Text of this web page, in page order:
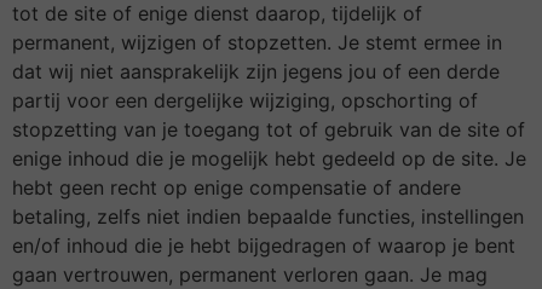
tot de site of enige dienst daarop, tijdelijk of
permanent, wijzigen of stopzetten. Je stemt ermee in
dat wij niet aansprakelijk zijn jegens jou of een derde
partij voor een dergelijke wijziging, opschorting of
stopzetting van je toegang tot of gebruik van de site of
enige inhoud die je mogelijk hebt gedeeld op de site. Je
hebt geen recht op enige compensatie of andere
betaling, zelfs niet indien bepaalde functies, instellingen
en/of inhoud die je hebt bijgedragen of waarop je bent
gaan vertrouwen, permanent verloren gaan. Je mag